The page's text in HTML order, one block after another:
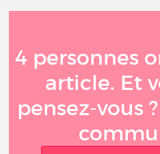
4 personnes
article. Et
pensez-vous